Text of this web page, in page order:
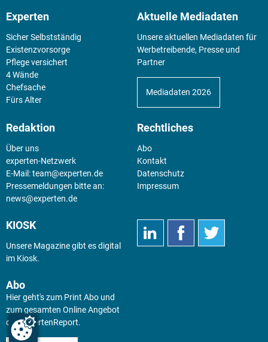
Experten
Sicher Selbstständig
Existenz­vorsorge
Pflege versichert
4 Wände
Chefsache
Fürs Alter
Aktuelle Mediadaten
Unsere aktuellen Mediadaten für
Werbetreibende, Presse und
Partner
Mediadaten 2026
Redaktion
Über uns
experten-Netzwerk
E-Mail:team@experten.de
Pressemeldungen bitte an:
news@experten.de
Rechtliches
Abo
Kontakt
Datenschutz
Impressum
KIOSK
Unsere Magazine gibt es digital
im Kiosk.
Abo
Hier geht's zum Print Abo und
zum gesamten Online Angebot
des expertenReport.